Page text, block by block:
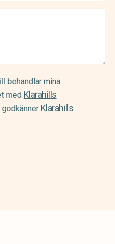
behandlar mina
med Klarahills
Klarahills